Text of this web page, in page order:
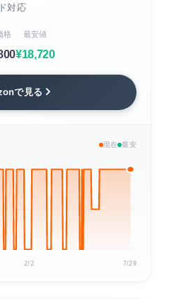
対応
格 最安値
¥18,720
で見る
現在 最安
2/2 7/29